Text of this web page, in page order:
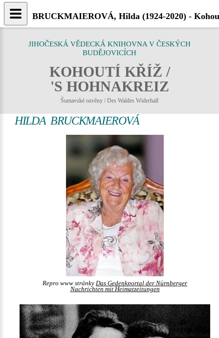
JIHOČESKÁ VĚDECKÁ KNIHOVNA V ČESKÝCH
BUDĚJOVICÍCH
KOHOUTÍ KŘÍŽ /
'S HOHNAKREIZ
Šumavské ozvěny / Des Waldes Widerhall
HILDA BRUCKMAIEROVÁ
Repro www stránky Das Gedenkportal der Nürnberger
Nachrichten mit Heimatzeitungen
BRUCKMAIEROVÁ, Hilda (1924-2020) -